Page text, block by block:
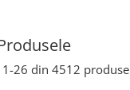
1-26 din 4512 produse